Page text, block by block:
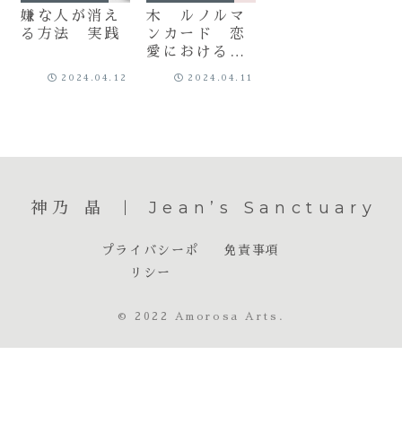
嫌な人が消え
る方法 実践
2024.04.12
木 ルノルマ
ンカード 恋
愛における意
味と解釈
2024.04.11
神乃 晶 ｜ Jean’s Sanctuary
プライバシーポ
リシー
免責事項
© 2022 Amorosa Arts.